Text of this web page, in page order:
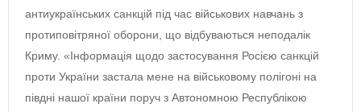
антиукраїнських санкцій під час військових навчань з
протиповітряної оборони, що відбуваються неподалік
Криму. «Інформація щодо застосування Росією санкцій
проти України застала мене на військовому полігоні на
півдні нашої країни поруч з Автономною Республікою